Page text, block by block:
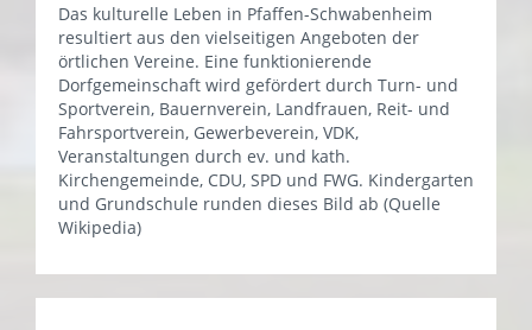
Das kulturelle Leben in Pfaffen-Schwabenheim
resultiert aus den vielseitigen Angeboten der
örtlichen Vereine. Eine funktionierende
Dorfgemeinschaft wird gefördert durch Turn- und
Sportverein, Bauernverein, Landfrauen, Reit- und
Fahrsportverein, Gewerbeverein, VDK,
Veranstaltungen durch ev. und kath.
Kirchengemeinde, CDU, SPD und FWG. Kindergarten
und Grundschule runden dieses Bild ab (Quelle
Wikipedia)